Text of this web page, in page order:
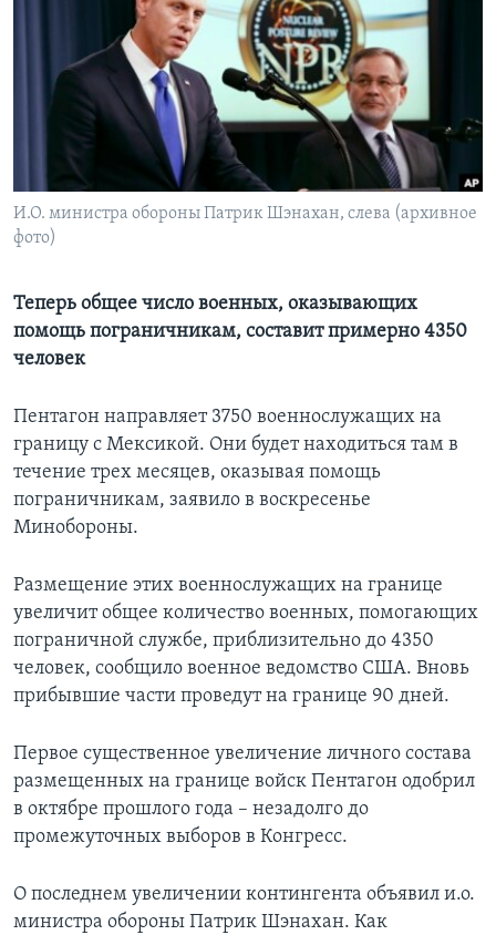
Learning English
СОЦИАЛЬНЫЕ СЕТИ
Языки
И.О. министра обороны Патрик Шэнахан, слева (архивное
фото)
Теперь общее число военных, оказывающих
помощь пограничникам, составит примерно 4350
человек
Пентагон направляет 3750 военнослужащих на
границу с Мексикой. Они будет находиться там в
течение трех месяцев, оказывая помощь
пограничникам, заявило в воскресенье
Минобороны.
Размещение этих военнослужащих на границе
увеличит общее количество военных, помогающих
пограничной службе, приблизительно до 4350
человек, сообщило военное ведомство США. Вновь
прибывшие части проведут на границе 90 дней.
Первое существенное увеличение личного состава
размещенных на границе войск Пентагон одобрил
в октябре прошлого года – незадолго до
промежуточных выборов в Конгресс.
О последнем увеличении контингента объявил и.о.
министра обороны Патрик Шэнахан. Как